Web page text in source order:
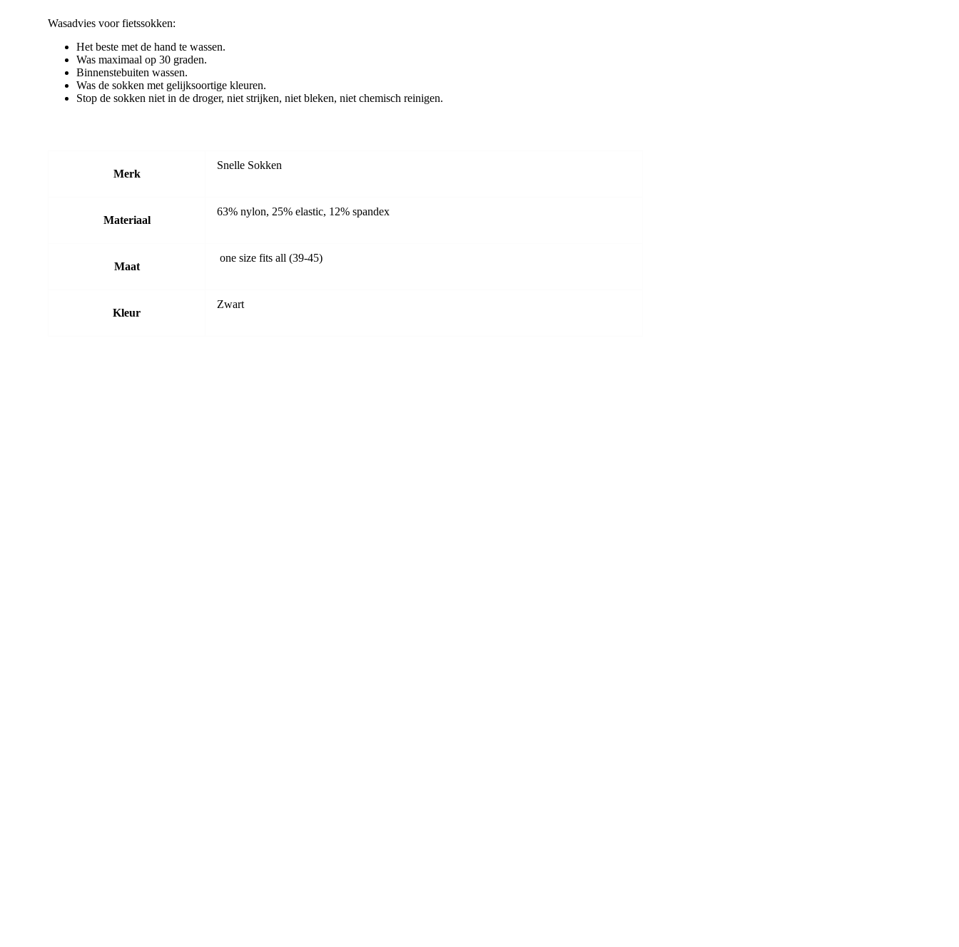
Wasadvies voor fietssokken:
Het beste met de hand te wassen.
Was maximaal op 30 graden.
Binnenstebuiten wassen.
Was de sokken met gelijksoortige kleuren.
Stop de sokken niet in de droger, niet strijken, niet bleken, niet chemisch reinigen.
Merk
Snelle Sokken
Materiaal
63% nylon, 25% elastic, 12% spandex
Maat
one size fits all (39-45)
Kleur
Zwart